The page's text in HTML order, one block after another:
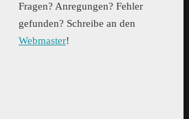
Fragen? Anregungen? Fehler
gefunden? Schreibe an den
Webmaster!